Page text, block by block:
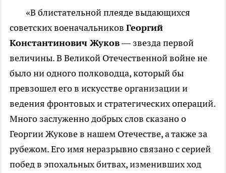
«В блистательной плеяде выдающихся
советских военачальников Георгий
Константинович Жуков— звезда первой
величины. В Великой Отечественной войне не
было ни одного полководца, который бы
превзошел его в искусстве организации и
ведения фронтовых и стратегических операций.
Много заслуженно добрых слов сказано о
Георгии Жукове в нашем Отечестве, а также за
рубежом. Его имя неразрывно связано с серией
побед в эпохальных битвах, изменивших ход